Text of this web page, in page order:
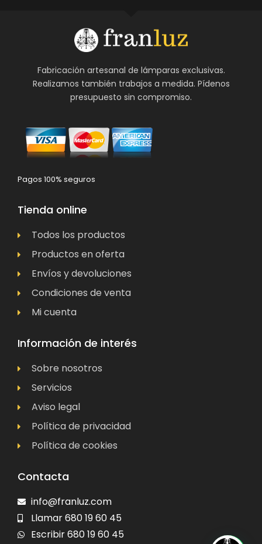
Fabricación artesanal de lámparas exclusivas.
Realizamos también trabajos a medida. Pídenos
presupuesto sin compromiso.
Pagos 100% seguros
Tienda online
Todos los productos
Productos en oferta
Envíos y devoluciones
Condiciones de venta
Mi cuenta
Información de interés
Sobre nosotros
Servicios
Aviso legal
Política de privacidad
Política de cookies
Contacta
info@franluz.com
Llamar 680 19 60 45
Escribir 680 19 60 45